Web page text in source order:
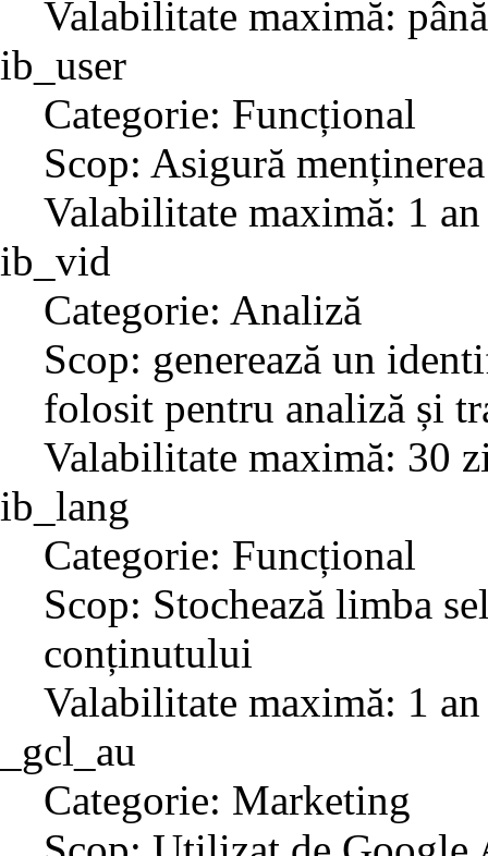
Valabilitate maximă:
ib_user
Categorie: Funcțional
Scop: Asigură
Valabilitate maximă: 1 an
ib_vid
Categorie: Analiză
Scop: generează un
folosit pentru analiză și
Valabilitate maximă: 30
ib_lang
Categorie: Funcțional
Scop: Stochează limba
conținutului
Valabilitate maximă: 1 an
_gcl_au
Categorie: Marketing